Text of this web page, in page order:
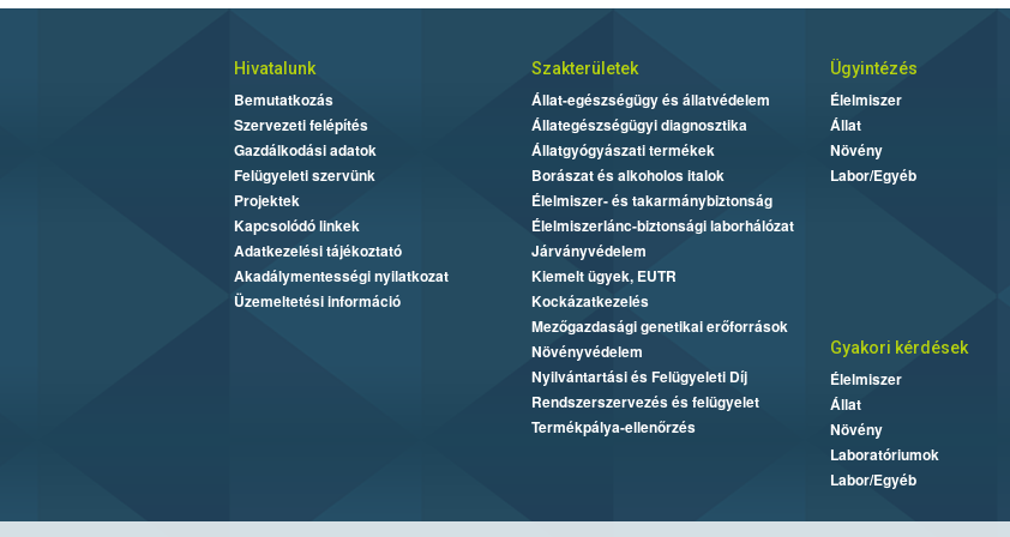
Hivatalunk
Bemutatkozás
Szervezeti felépítés
Gazdálkodási adatok
Felügyeleti szervünk
Projektek
Kapcsolódó linkek
Adatkezelési tájékoztató
Akadálymentességi nyilatkozat
Üzemeltetési információ
Szakterületek
Állat-egészségügy és állatvédelem
Állategészségügyi diagnosztika
Állatgyógyászati termékek
Borászat és alkoholos italok
Élelmiszer- és takarmánybiztonság
Élelmiszerlánc-biztonsági laborhálózat
Járványvédelem
Kiemelt ügyek, EUTR
Kockázatkezelés
Mezőgazdasági genetikai erőforrások
Növényvédelem
Nyilvántartási és Felügyeleti Díj
Rendszerszervezés és felügyelet
Termékpálya-ellenőrzés
Ügyintézés
Élelmiszer
Állat
Növény
Labor/Egyéb
Gyakori kérdések
Élelmiszer
Állat
Növény
Laboratóriumok
Labor/Egyéb